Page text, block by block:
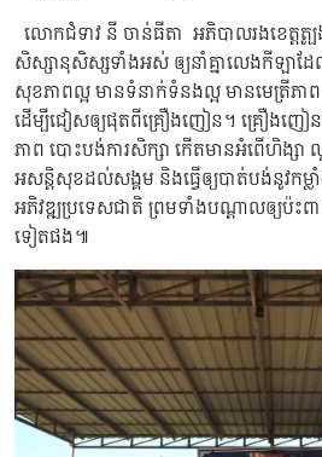
លោកជំទាវ នី ចាន់ធីតា អភិបាលរងខេត្តត្បូ
សិស្សានុសិស្សទាំងអស់ ឲ្យនាំគ្នាលេងកីឡាដ
សុខភាពល្អ មានទំនាក់ទំនងល្អ មានមេត្រីភា
ដើម្បីជៀសឲ្យផុតពីគ្រឿងញៀន។ គ្រឿងញៀន
ភាព បោះបង់ការសិក្សា កើតមានអំពើហិង្សា
អសន្តិសុខដល់សង្គម និងធ្វើឲ្យបាត់បង់នូវកម្ល
អភិវឌ្ឍប្រទេសជាតិ ព្រមទាំងបណ្តាលឲ្យប៉ះ
ទៀតផង៕